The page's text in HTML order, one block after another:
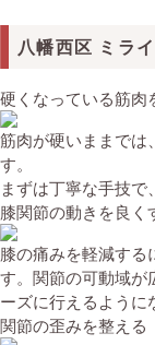
八幡西区 ミラ
硬くなっている筋肉
筋肉が硬いままでは
す。
まずは丁寧な手技で
膝関節の動きを良く
膝の痛みを軽減す
す。関節の可動域が
ーズに行えるように
関節の歪みを整える